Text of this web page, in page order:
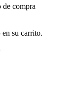
de compra
su carrito.